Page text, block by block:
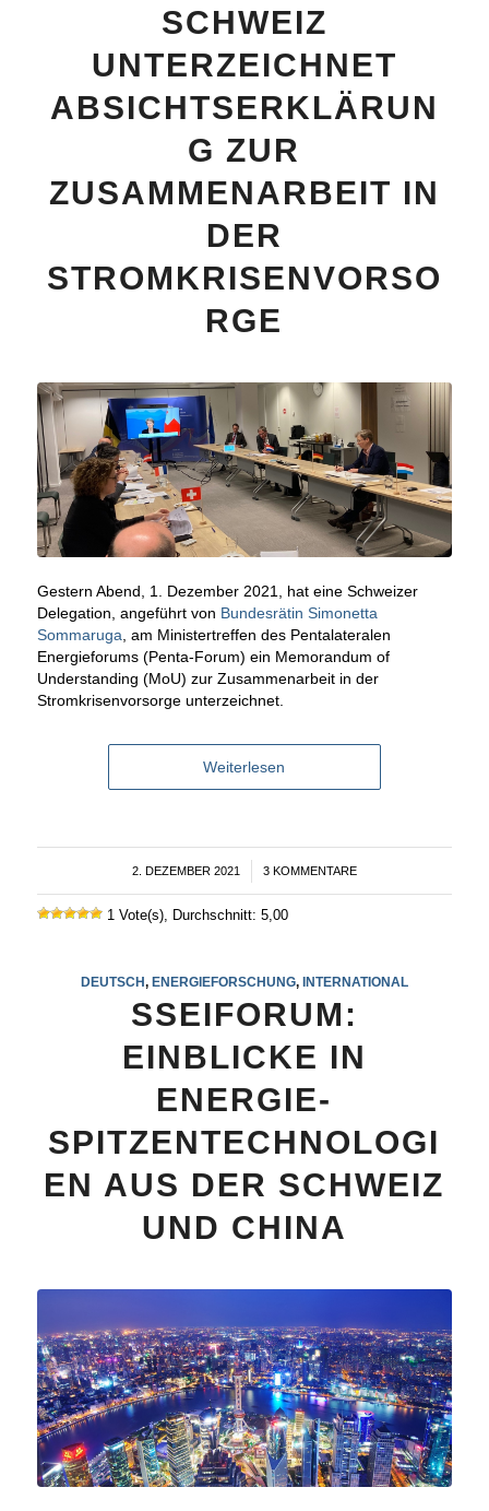
SCHWEIZ
UNTERZEICHNET
ABSICHTSERKLÄRUN
G ZUR
ZUSAMMENARBEIT IN
DER
STROMKRISENVORSO
RGE
Gestern Abend, 1. Dezember 2021, hat eine Schweizer
Delegation, angeführt von Bundesrätin Simonetta
Sommaruga, am Ministertreffen des Pentalateralen
Energieforums (Penta-Forum) ein Memorandum of
Understanding (MoU) zur Zusammenarbeit in der
Stromkrisenvorsorge unterzeichnet.
Weiterlesen
2. DEZEMBER 2021
/ 3 KOMMENTARE
1 Vote(s), Durchschnitt: 5,00
DEUTSCH, ENERGIEFORSCHUNG, INTERNATIONAL
SSEIFORUM:
EINBLICKE IN
ENERGIE-
SPITZENTECHNOLOGI
EN AUS DER SCHWEIZ
UND CHINA